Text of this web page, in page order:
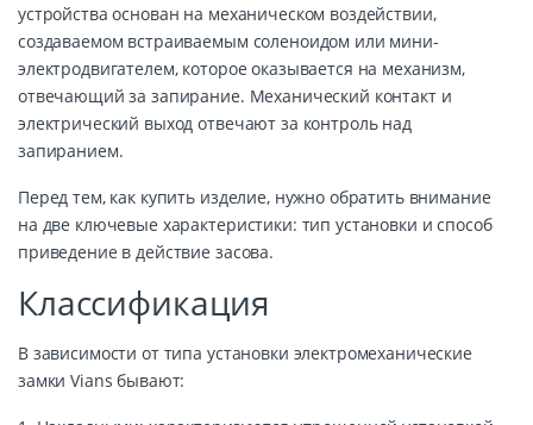
устройства основан на механическом воздействии,
создаваемом встраиваемым соленоидом или мини-
электродвигателем, которое оказывается на механизм,
отвечающий за запирание. Механический контакт и
электрический выход отвечают за контроль над
запиранием.
Перед тем, как купить изделие, нужно обратить внимание
на две ключевые характеристики: тип установки и способ
приведение в действие засова.
Классификация
В зависимости от типа установки электромеханические
замки Vians бывают: